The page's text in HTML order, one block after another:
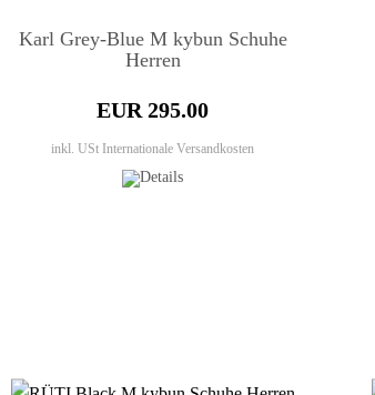
Karl Grey-Blue M kybun Schuhe
Herren
EUR 295.00
inkl. USt Internationale Versandkosten